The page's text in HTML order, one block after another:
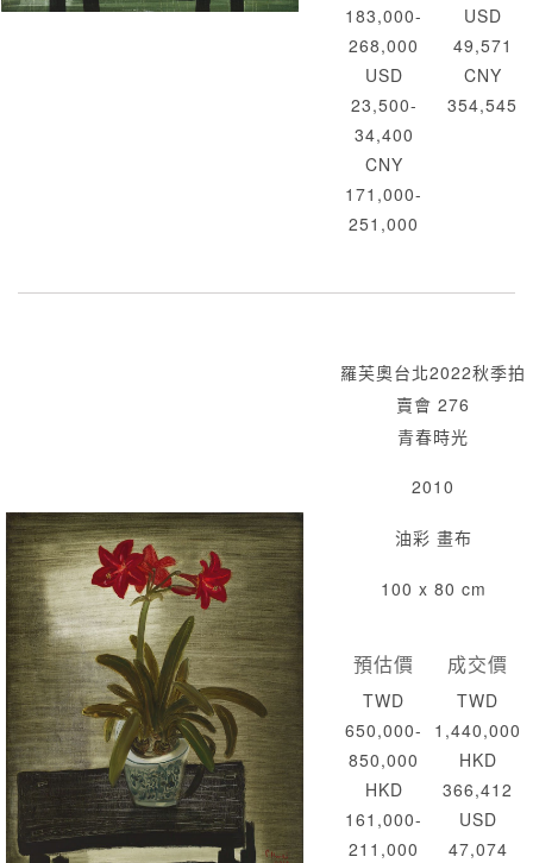
183,000-
268,000
USD
23,500-
34,400
CNY
171,000-
251,000
USD
49,571
CNY
354,545
羅芙奧台北2022秋季拍
賣會 276
青春時光
2010
油彩 畫布
100 x 80 cm
預估價
TWD
650,000-
850,000
HKD
161,000-
211,000
成交價
TWD
1,440,000
HKD
366,412
USD
47,074